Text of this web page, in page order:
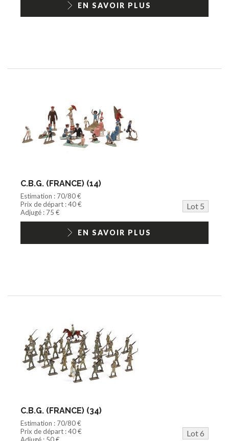
EN SAVOIR PLUS
C.B.G. (FRANCE) (14)
Estimation : 70/80 €
Prix de départ : 40 €
Lot 5
Adjugé : 75 €
EN SAVOIR PLUS
C.B.G. (FRANCE) (34)
Estimation : 70/80 €
Prix de départ : 40 €
Lot 6
Adjugé : 50 €